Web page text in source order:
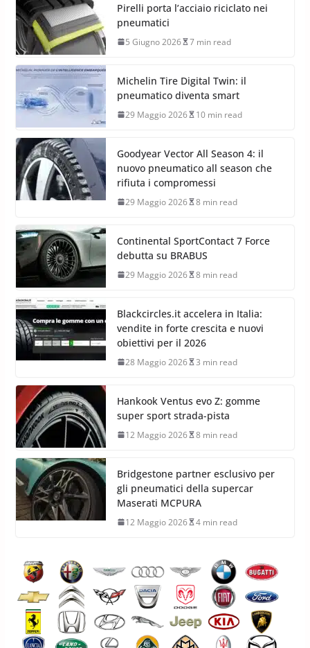
Pirelli porta l’acciaio riciclato nei
pneumatici
5 Giugno 2026 7 min read
Michelin Tire Digital Twin: il
pneumatico diventa smart
29 Maggio 2026 10 min read
Goodyear Vector All Season 4: il
nuovo pneumatico all season che
rifiuta i compromessi
29 Maggio 2026 8 min read
Continental SportContact 7 Force
debutta su BRABUS
29 Maggio 2026 8 min read
Blackcircles.it accelera in Italia:
vendite in forte crescita e nuovi
obiettivi per il 2026
28 Maggio 2026 3 min read
Hankook Ventus evo Z: gomme
super sport strada-pista
12 Maggio 2026 8 min read
Bridgestone partner esclusivo per
gli pneumatici della supercar
Maserati MCPURA
12 Maggio 2026 4 min read